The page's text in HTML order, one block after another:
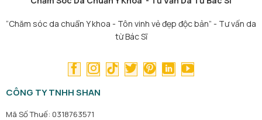
“Chăm sóc da chuẩn Y khoa - Tôn vinh vẻ đẹp độc bản” - Tư vấn da
từ Bác Sĩ
CÔNG TY TNHH SHAN
Mã Số Thuế: 0318763571